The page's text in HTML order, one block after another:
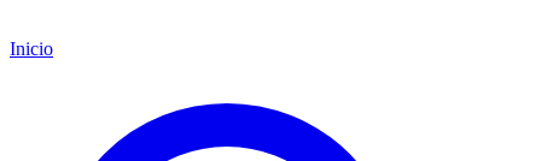
Inicio